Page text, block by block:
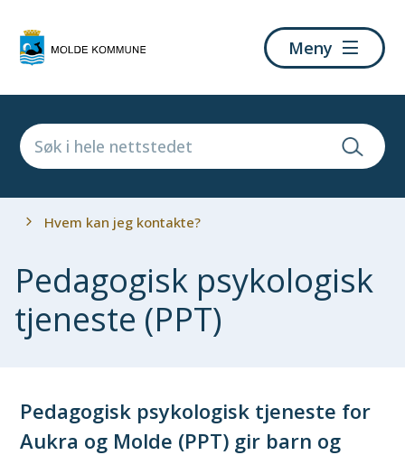
kommune
Meny
Du
Hvem kan jeg kontakte?
Pedagogisk psykologisk
tjeneste (PPT)
Pedagogisk psykologisk tjeneste for
Aukra og Molde (PPT) gir barn og